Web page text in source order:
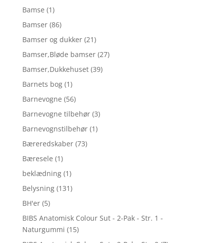
Bamse (1)
Bamser (86)
Bamser og dukker (21)
Bamser,Bløde bamser (27)
Bamser,Dukkehuset (39)
Barnets bog (1)
Barnevogne (56)
Barnevogne tilbehør (3)
Barnevognstilbehør (1)
Bæreredskaber (73)
Bæresele (1)
beklædning (1)
Belysning (131)
BH'er (5)
BIBS Anatomisk Colour Sut - 2-Pak - Str. 1 -
Naturgummi (15)